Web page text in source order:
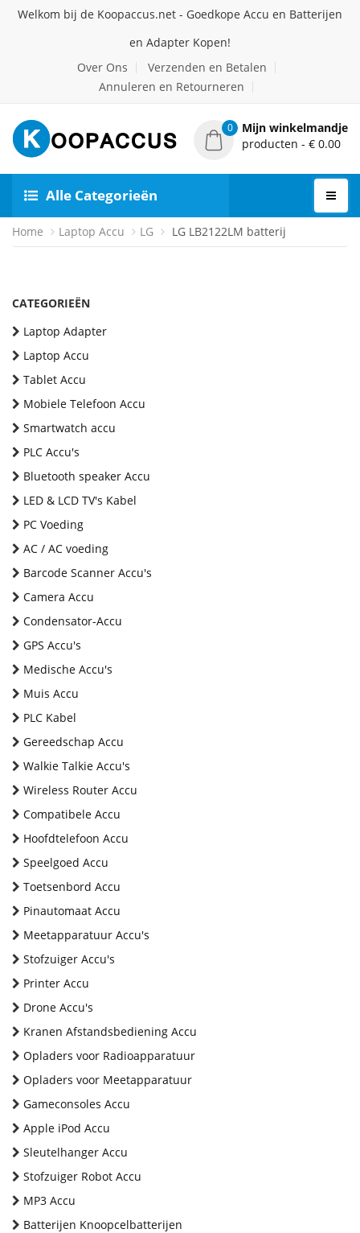
Welkom bij de Koopaccus.net - Goedkope Accu en Batterijen
en Adapter Kopen!
Over Ons
Verzenden en Betalen
Annuleren en Retourneren
0
Mijn winkelmandje
producten - € 0.00
Alle Categorieën
Home Laptop Accu LG LG LB2122LM batterij
CATEGORIEËN
Laptop Adapter
Laptop Accu
Tablet Accu
Mobiele Telefoon Accu
Smartwatch accu
PLC Accu's
Bluetooth speaker Accu
LED & LCD TV's Kabel
PC Voeding
AC / AC voeding
Barcode Scanner Accu's
Camera Accu
Condensator-Accu
GPS Accu's
Medische Accu's
Muis Accu
PLC Kabel
Gereedschap Accu
Walkie Talkie Accu's
Wireless Router Accu
Compatibele Accu
Hoofdtelefoon Accu
Speelgoed Accu
Toetsenbord Accu
Pinautomaat Accu
Meetapparatuur Accu's
Stofzuiger Accu's
Printer Accu
Drone Accu's
Kranen Afstandsbediening Accu
Opladers voor Radioapparatuur
Opladers voor Meetapparatuur
Gameconsoles Accu
Apple iPod Accu
Sleutelhanger Accu
Stofzuiger Robot Accu
MP3 Accu
Batterijen Knoopcelbatterijen